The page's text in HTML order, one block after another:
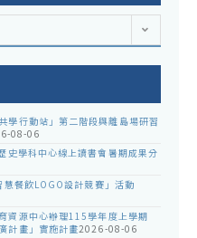
學行動站」第二階段與離島場研習
08-06
史學科中心線上讀書會暑期成果分
餐飲LOGO設計競賽」活動
資源中心辦理115學年度上學期
計畫」實施計畫2026-08-06